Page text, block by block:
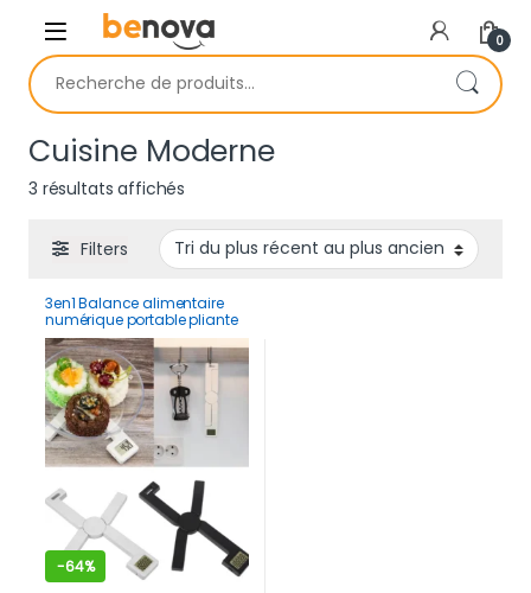
Skip to navigation
Skip to content
0
Recherche pour :
Cuisine Moderne
3 résultats affichés
Filters
3en1 Balance alimentaire
numérique portable pliante
compacte, très précise avec
écran LCD 5Kg
-64%